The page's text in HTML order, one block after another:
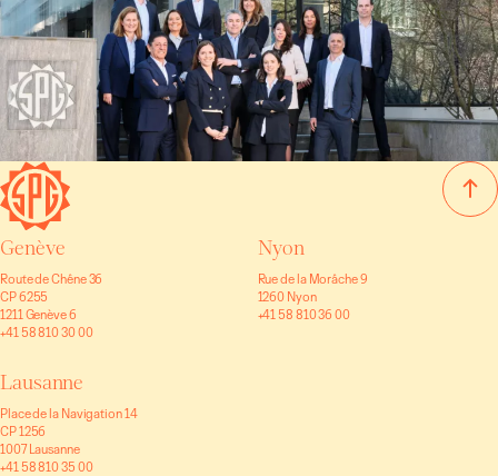
Genève
Route de Chêne 36
CP 6255
1211 Genève 6
+41 58 810 30 00
Nyon
Rue de la Morâche 9
1260 Nyon
+41 58 810 36 00
Lausanne
Place de la Navigation 14
CP 1256
1007 Lausanne
+41 58 810 35 00